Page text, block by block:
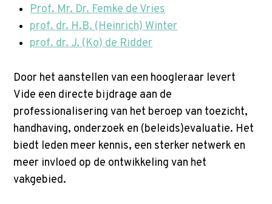
Prof. Mr. Dr. Femke de Vries
prof. dr. H.B. (Heinrich) Winter
prof. dr. J. (Ko) de Ridder
Door het aanstellen van een hoogleraar levert
Vide een directe bijdrage aan de
professionalisering van het beroep van toezicht,
handhaving, onderzoek en (beleids)evaluatie. Het
biedt leden meer kennis, een sterker netwerk en
meer invloed op de ontwikkeling van het
vakgebied.